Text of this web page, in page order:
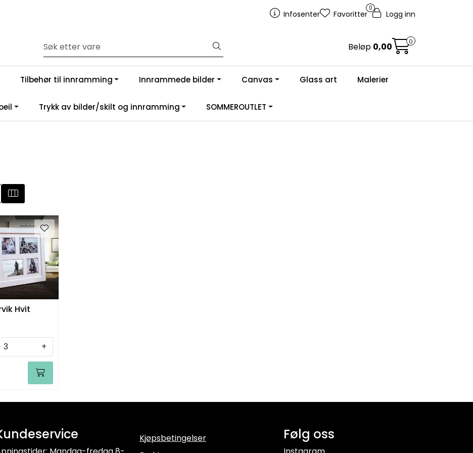
Infosenter
0
Favoritter Logg inn
Beløp 0,00 0
Tilbehør til innramming Innrammede bilder Canvas Glass art Malerier
Trykk av bilder/skilt og innramming SOMMEROUTLET
Hvit
+
Kjøpsbetingelser
Følg oss